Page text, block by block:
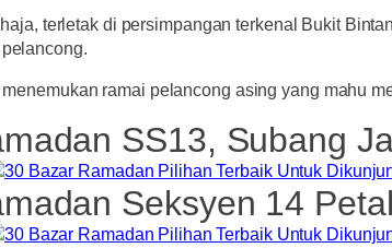
terletak di persimpangan terkenal Bukit
ramai pelancong asing yang mahu
SS13, Subang
Seksyen 14